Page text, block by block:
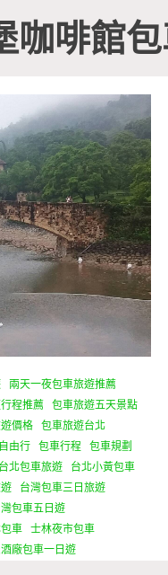
咖啡館
兩天一夜包車旅遊推薦
程推薦
包車旅遊五天景點
價格
包車旅遊台北
由行 包車行程
包車規劃
台北包車旅遊
台北小黃包車
台灣包車三日旅遊
包車五日遊
車
士林夜市包車
廠包車一日遊